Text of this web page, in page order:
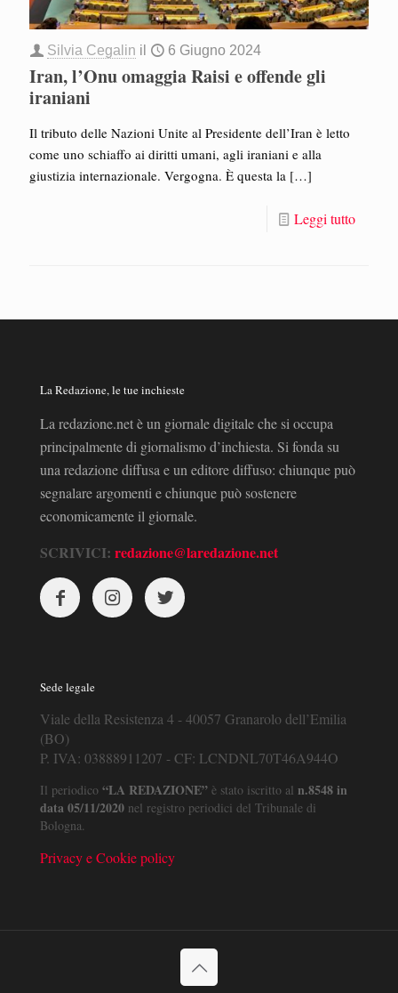
Silvia Cegalin il 6 Giugno 2024
Iran, l’Onu omaggia Raisi e offende gli
iraniani
Il tributo delle Nazioni Unite al Presidente dell’Iran è letto
come uno schiaffo ai diritti umani, agli iraniani e alla
giustizia internazionale. Vergogna. È questa la […]
Leggi tutto
La Redazione, le tue inchieste
La redazione.net è un giornale digitale che si occupa
principalmente di giornalismo d’inchiesta. Si fonda su
una redazione diffusa e un editore diffuso: chiunque può
segnalare argomenti e chiunque può sostenere
economicamente il giornale.
SCRIVICI: redazione@laredazione.net
Sede legale
Viale della Resistenza 4 - 40057 Granarolo dell’Emilia
(BO)
P. IVA: 03888911207 - CF: LCNDNL70T46A944O
Il periodico “LA REDAZIONE” è stato iscritto al n.8548 in
data 05/11/2020 nel registro periodici del Tribunale di
Bologna.
Privacy e Cookie policy